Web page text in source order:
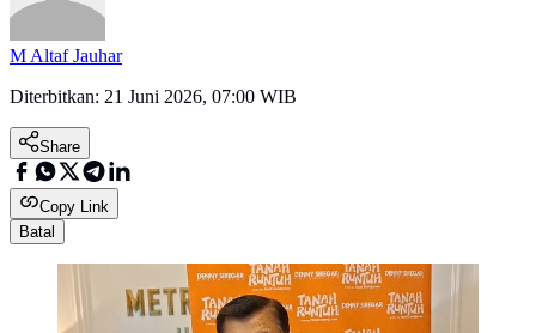
M Altaf Jauhar
Diterbitkan: 21 Juni 2026, 07:00 WIB
Share
Copy Link
Batal